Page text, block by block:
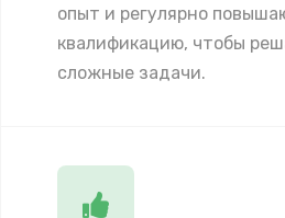
опыт и регулярно
квалификацию, чтобы
сложные задачи.